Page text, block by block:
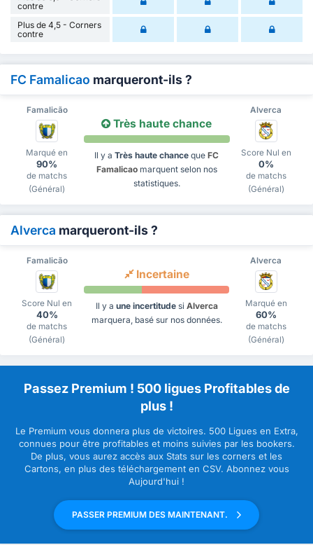
contre
Plus de 4,5 - Corners
contre
FC Famalicao marqueront-ils ?
Famalicão Alverca
Marqué en
90%
de matchs
(Général)
Très haute chance
Il y a Très haute chance que FC
Famalicaomarquent selon nos
statistiques.
Score Nul en
0%
de matchs
(Général)
Alverca marqueront-ils ?
Famalicão Alverca
Score Nul en
40%
de matchs
(Général)
Incertaine
Il y a une incertitudesi Alverca
marquera, basé sur nos données.
Marqué en
60%
de matchs
(Général)
Passez Premium ! 500 ligues Profitables de
plus !
Le Premium vous donnera plus de victoires. 500 Ligues en Extra,
connues pour être profitables et moins suivies par les bookers.
De plus, vous aurez accès aux Stats sur les corners et les
Cartons, en plus des téléchargement en CSV. Abonnez vous
Aujourd'hui !
PASSER PREMIUM DES MAINTENANT.